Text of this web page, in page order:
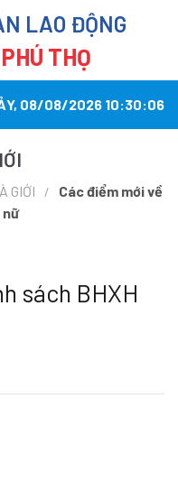
LAO ĐỘNG
THỌ
08/08/2026 10:30:06
GIỚI
Các điểm mới về
nữ
sách BHXH